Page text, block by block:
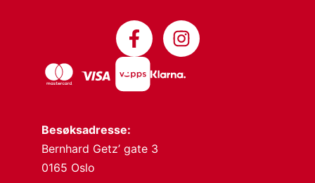
Besøksadresse:
Bernhard Getz’ gate 3
0165 Oslo